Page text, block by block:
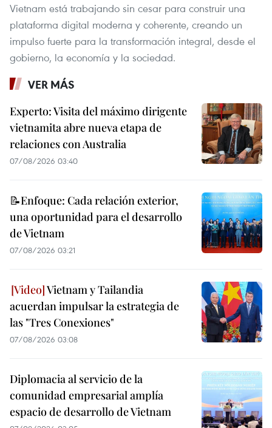
Vietnam está trabajando sin cesar para construir una
plataforma digital moderna y coherente, creando un
impulso fuerte para la transformación integral, desde el
gobierno, la economía y la sociedad.
VER MÁS
Experto: Visita del máximo dirigente
vietnamita abre nueva etapa de
relaciones con Australia
07/08/2026 03:40
📝Enfoque: Cada relación exterior,
una oportunidad para el desarrollo
de Vietnam
07/08/2026 03:21
Vietnam y Tailandia
acuerdan impulsar la estrategia de
las "Tres Conexiones"
07/08/2026 03:08
Diplomacia al servicio de la
comunidad empresarial amplía
espacio de desarrollo de Vietnam